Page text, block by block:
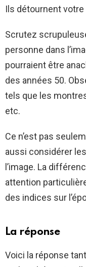
Ils détournent
Scrutez
personne dans
pourraient être
des années 50.
tels que les
etc.
Ce n’est pas
aussi considérer
l’image. La
attention
des indices sur
La réponse
Voici la réponse